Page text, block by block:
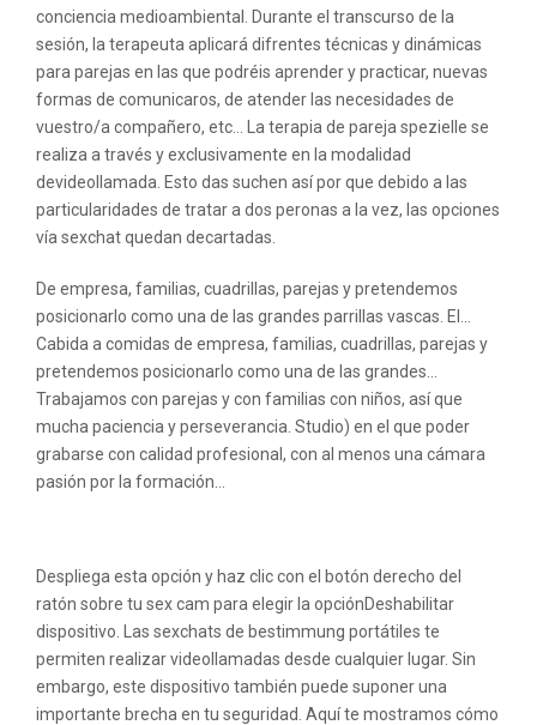
conciencia medioambiental. Durante el transcurso de la
sesión, la terapeuta aplicará difrentes técnicas y dinámicas
para parejas en las que podréis aprender y practicar, nuevas
formas de comunicaros, de atender las necesidades de
vuestro/a compañero, etc… La terapia de pareja spezielle se
realiza a través y exclusivamente en la modalidad
devideollamada. Esto das suchen así por que debido a las
particularidades de tratar a dos peronas a la vez, las opciones
vía sexchat quedan decartadas.
De empresa, familias, cuadrillas, parejas y pretendemos
posicionarlo como una de las grandes parrillas vascas. El…
Cabida a comidas de empresa, familias, cuadrillas, parejas y
pretendemos posicionarlo como una de las grandes…
Trabajamos con parejas y con familias con niños, así que
mucha paciencia y perseverancia. Studio) en el que poder
grabarse con calidad profesional, con al menos una cámara
pasión por la formación…
Despliega esta opción y haz clic con el botón derecho del
ratón sobre tu sex cam para elegir la opciónDeshabilitar
dispositivo. Las sexchats de bestimmung portátiles te
permiten realizar videollamadas desde cualquier lugar. Sin
embargo, este dispositivo también puede suponer una
importante brecha en tu seguridad. Aquí te mostramos cómo